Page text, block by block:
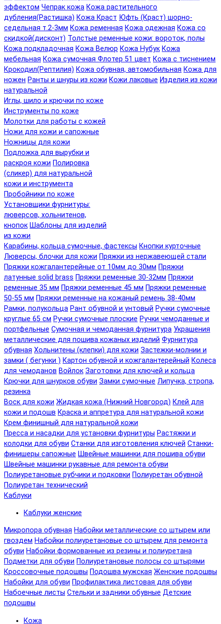
эффектом Чепрак кожа Кожа растительного
дубления(Растишка) Кожа Краст Юфть (Краст) шорно-
седельная т.2-3мм Кожа ременная Кожа одежная Кожа со
скидкой(дисконт) Толстые ременные кожи: вороток, полы
Кожа подкладочная Кожа Велюр Кожа Нубук Кожа
мебельная Кожа сумочная Флотер 51 цвет Кожа с тиснением
Крокодил(Рептилия) Кожа обувная, автомобильная Кожа для
ножен Ранты и шнуры из кожи Кожи лаковые Изделия из кожи
натуральной
Иглы, шило и крючки по коже
Инструменты по коже
Молотки для работы с кожей
Ножи для кожи и сапожные
Ножницы для кожи
Подложка для вырубки и
раскроя кожи Полировка
(сликер) для натуральной
кожи и инструмента
Пробойники по коже
Установщики фурнитуры:
люверсов, хольнитенов,
кнопок Шаблоны для изделий
из кожи
Карабины, кольца сумочные, фастексы Кнопки курточные
Люверсы, блочки для кожи Пряжки из нержавеющей стали
Пряжки кожгалантерейные от 10мм до 30мм Пряжки
латунные solid brass Пряжки ременные 30-32мм Пряжки
ременные 35 мм Пряжки ременные 45 мм Пряжки ременные
50-55 мм Пряжки ременные на кожаный ремень 38-40мм
Рамки, полукольца Рант обувной и унтовый Ручки сумочные
круглые 65 см Ручки сумочные плоские Ручки чемоданные и
портфельные Сумочная и чемоданная фурнитура Украшения
металлические для пошива кожаных изделий Фурнитура
обувная Хольнитены (клепки) для кожи Застежки-молнии и
замки ( бегунки ) Картон обувной и кожгалантерейный Колеса
для чемоданов Войлок Заготовки для ключей и кольца
Крючки для шнурков обуви Замки сумочные Липучка, стропа,
резинка
Воск для кожи Жидкая кожа (Нижний Новгород) Клей для
кожи и подошв Краска и аппретура для натуральной кожи
Крем финишный для натуральной кожи
Пресса и насадки для установки фурнитуры Растяжки и
колодки для обуви Станки для изготовления ключей Станки-
финишеры сапожные Швейные машинки для пошива обуви
Швейные машинки рукавные для ремонта обуви
Полиуретановые рубчики и подковки Полиуретан обувной
Полиуретан технический
Каблуки
Каблуки женские
Микропора обувная Набойки металлические со штырем или
гвоздем Набойки полиуретановые со штырем для ремонта
обуви Набойки формованные из резины и полиуретана
Подметки для обуви Полиуретановые полосы со штырями
Кроссовочные подошвы Подошва мужская Женские подошвы
Набойки для обуви Профилактика листовая для обуви
Набоечные листы Стельки и задники обувные Детские
подошвы
Кожа